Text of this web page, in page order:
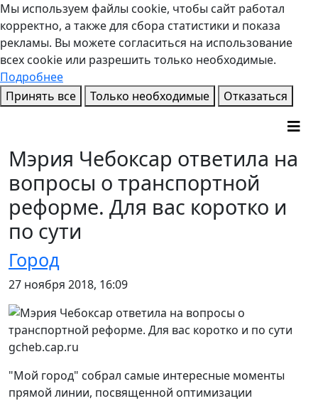
Мы используем файлы cookie, чтобы сайт работал
корректно, а также для сбора статистики и показа
рекламы. Вы можете согласиться на использование
всех cookie или разрешить только необходимые.
Подробнее
Принять все
Только необходимые Отказаться
Мэрия Чебоксар ответила на
вопросы о транспортной
реформе. Для вас коротко и
по сути
Город
27 ноября 2018, 16:09
gcheb.cap.ru
"Мой город" собрал самые интересные моменты
прямой линии, посвященной оптимизации